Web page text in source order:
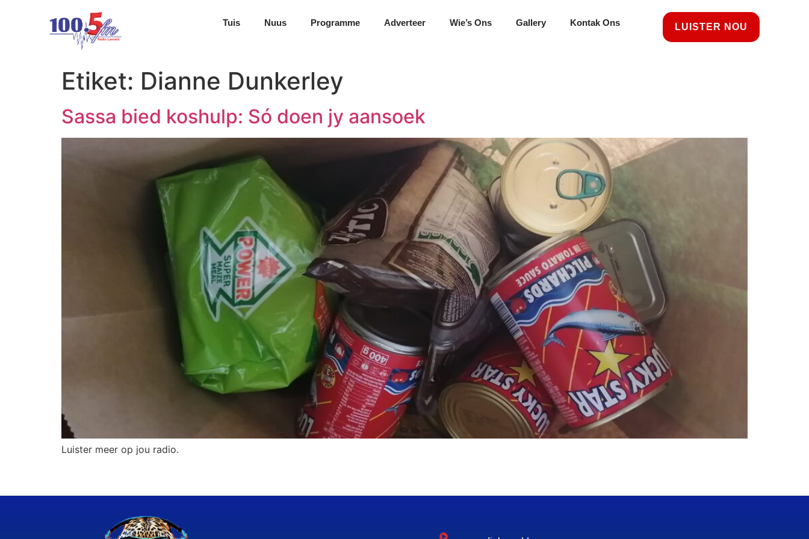
Tuis Nuus Programme Adverteer Wie’s Ons Gallery Kontak Ons LUISTER NOU
Etiket: Dianne Dunkerley
Sassa bied koshulp: Só doen jy aansoek
Luister meer op jou radio.